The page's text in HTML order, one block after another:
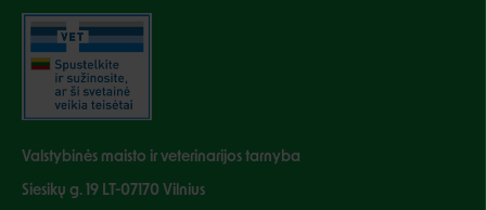
Valstybinės maisto ir veterinarijos tarnyba
Siesikų g. 19 LT-07170 Vilnius